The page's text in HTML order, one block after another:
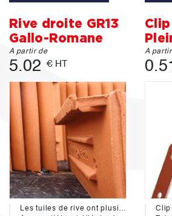
Rive droite GR13
Gallo-Romane
A partir de
5.02 € HT
Les tuiles de rive ont plusieurs rôles :
A